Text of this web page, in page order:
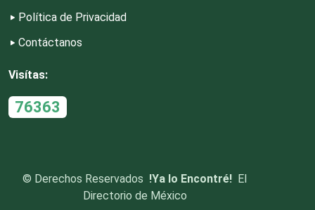
Editores
Electrodomésticos
Política de Privacidad
Contáctanos
Visítas:
76363
© Derechos Reservados !Ya lo Encontré! El
Directorio de México